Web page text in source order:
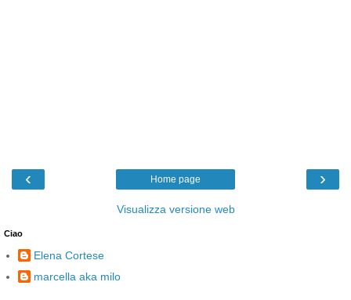
‹ ›
Home page
Visualizza versione web
Ciao
Elena Cortese
marcella aka milo